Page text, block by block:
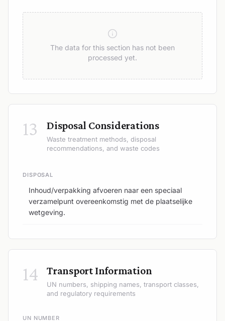
The data for this section has not been
processed yet.
13 Disposal Considerations
Waste treatment methods, disposal
recommendations, and waste codes
DISPOSAL
Inhoud/verpakking afvoeren naar een speciaal
verzamelpunt overeenkomstig met de plaatselijke
wetgeving.
14 Transport Information
UN numbers, shipping names, transport classes,
and regulatory requirements
UN NUMBER